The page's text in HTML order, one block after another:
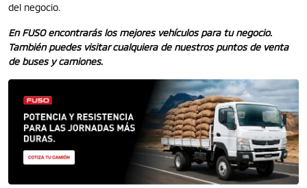
del negocio.
En FUSO encontrarás los mejores vehículos para tu negocio.
También puedes visitar cualquiera de nuestros puntos de venta
de buses y camiones.